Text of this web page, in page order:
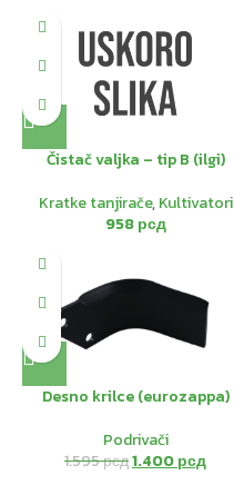
Čistač valjka – tip B (ilgi)
Kratke tanjirače,Kultivatori
958рсд
-12%
HOT
Desno krilce (eurozappa)
Podrivači
1.595рсд1.400рсд